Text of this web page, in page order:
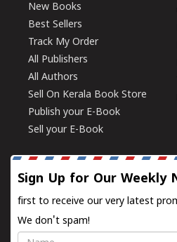
New Books
Best Sellers
Track My Order
All Publishers
All Authors
Sell On Kerala Book Store
Publish your E-Book
Sell your E-Book
Sign Up for Our Weekly
first to receive our very latest
We don't spam!